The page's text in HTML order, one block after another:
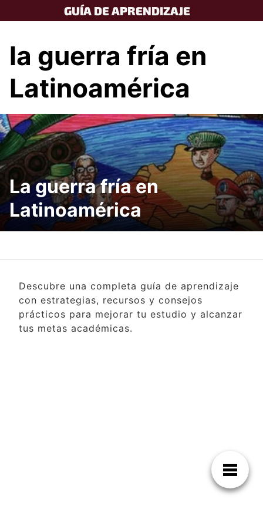
to
GUÍA DE APRENDIZAJE
la guerra fría en
Latinoamérica
La guerra fría en
Latinoamérica
Descubre una completa guía de aprendizaje
con estrategias, recursos y consejos
prácticos para mejorar tu estudio y alcanzar
tus metas académicas.